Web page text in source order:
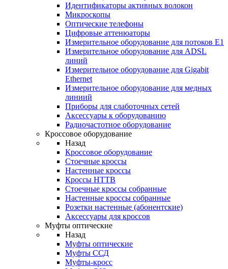
Идентификаторы активных волокон
Микроскопы
Оптические телефоны
Цифровые аттенюаторы
Измерительное оборудование для потоков Е1
Измерительное оборудование для ADSL
линий
Измерительное оборудование для Gigabit
Ethernet
Измерительное оборудование для медных
линиий
Приборы для слаботочных сетей
Аксессуары к оборудованию
Радиочастотное оборудование
Кроссовое оборудование
Назад
Кроссовое оборудование
Стоечные кроссы
Настенные кроссы
Кроссы HTTB
Стоечные кроссы собранные
Настенные кроссы собранные
Розетки настенные (абонентские)
Аксессуары для кроссов
Муфты оптические
Назад
Муфты оптические
Муфты ССД
Муфты-кросс